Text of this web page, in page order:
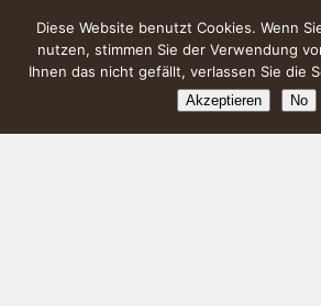
Diese Website benutzt Cookies. Wenn
nutzen, stimmen Sie der Verwendung
Ihnen das nicht gefällt, verlassen Sie die
Akzeptieren No